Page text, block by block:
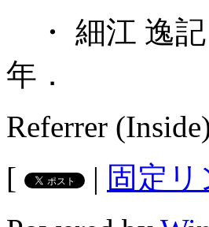
・ 細江 逸
年．
Referrer
[
| 固定リ